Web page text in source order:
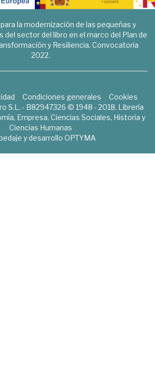
la modernización de las pequeñas y
del sector del libro en el marco del Plan de
y Resiliencia. Convocatoria
2022.
Condiciones generales
Cookies
S.L. - B82947326 © 1948 - 2018. Librería
Empresa, Ciencias Sociales, Historia y
Ciencias Humanas
y desarrollo OPTYMA